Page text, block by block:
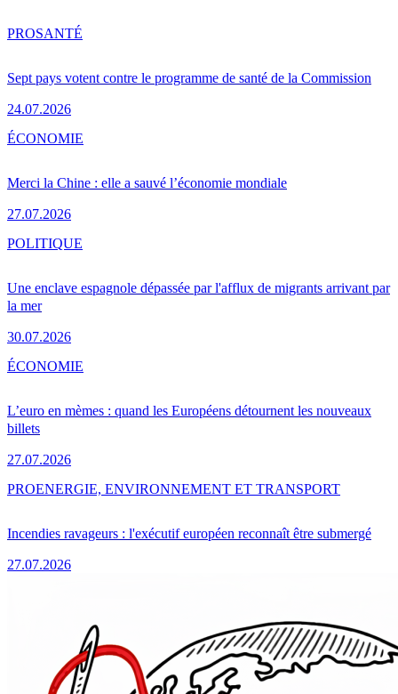
Sept pays votent contre le programme de santé de la Commission
24.07.2026
PROSANTÉ
Merci la Chine : elle a sauvé l’économie mondiale
27.07.2026
ÉCONOMIE
Une enclave espagnole dépassée par l'afflux de migrants arrivant par
la mer
30.07.2026
POLITIQUE
L’euro en mèmes : quand les Européens détournent les nouveaux
billets
27.07.2026
ÉCONOMIE
Incendies ravageurs : l'exécutif européen reconnaît être submergé
27.07.2026
PROENERGIE, ENVIRONNEMENT ET TRANSPORT